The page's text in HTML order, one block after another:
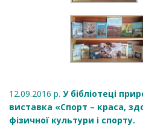
12.09.2016 р. У бібліотеці
виставка «Спорт – краса,
фізичної культури і спорту.